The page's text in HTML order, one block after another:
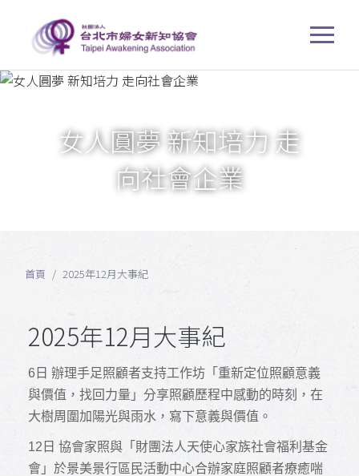
女人圓夢 新知培力 走
向社會企業
首頁 2025年12月大事紀
2025年12月大事紀
6 日 辦理手足照顧者支持工作坊「重新定位照顧意義
與價值，找回力量」分享照顧歷程中感動的時刻，在
大樹周圍加陽光與雨水，寫下意義與價值。
12 日 協會家照與「財團法人天使心家族社會福利基金
會」於景美景行區民活動中心合辦家庭照顧者療癒喘